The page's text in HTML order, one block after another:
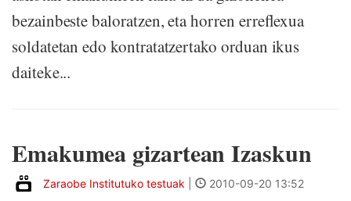
bezainbeste baloratzen, eta horren erreflexua
soldatetan edo kontratatzertako orduan ikus
daiteke...
Emakumea gizartean Izaskun
Zaraobe Institutuko testuak 2010-09-20 13:52